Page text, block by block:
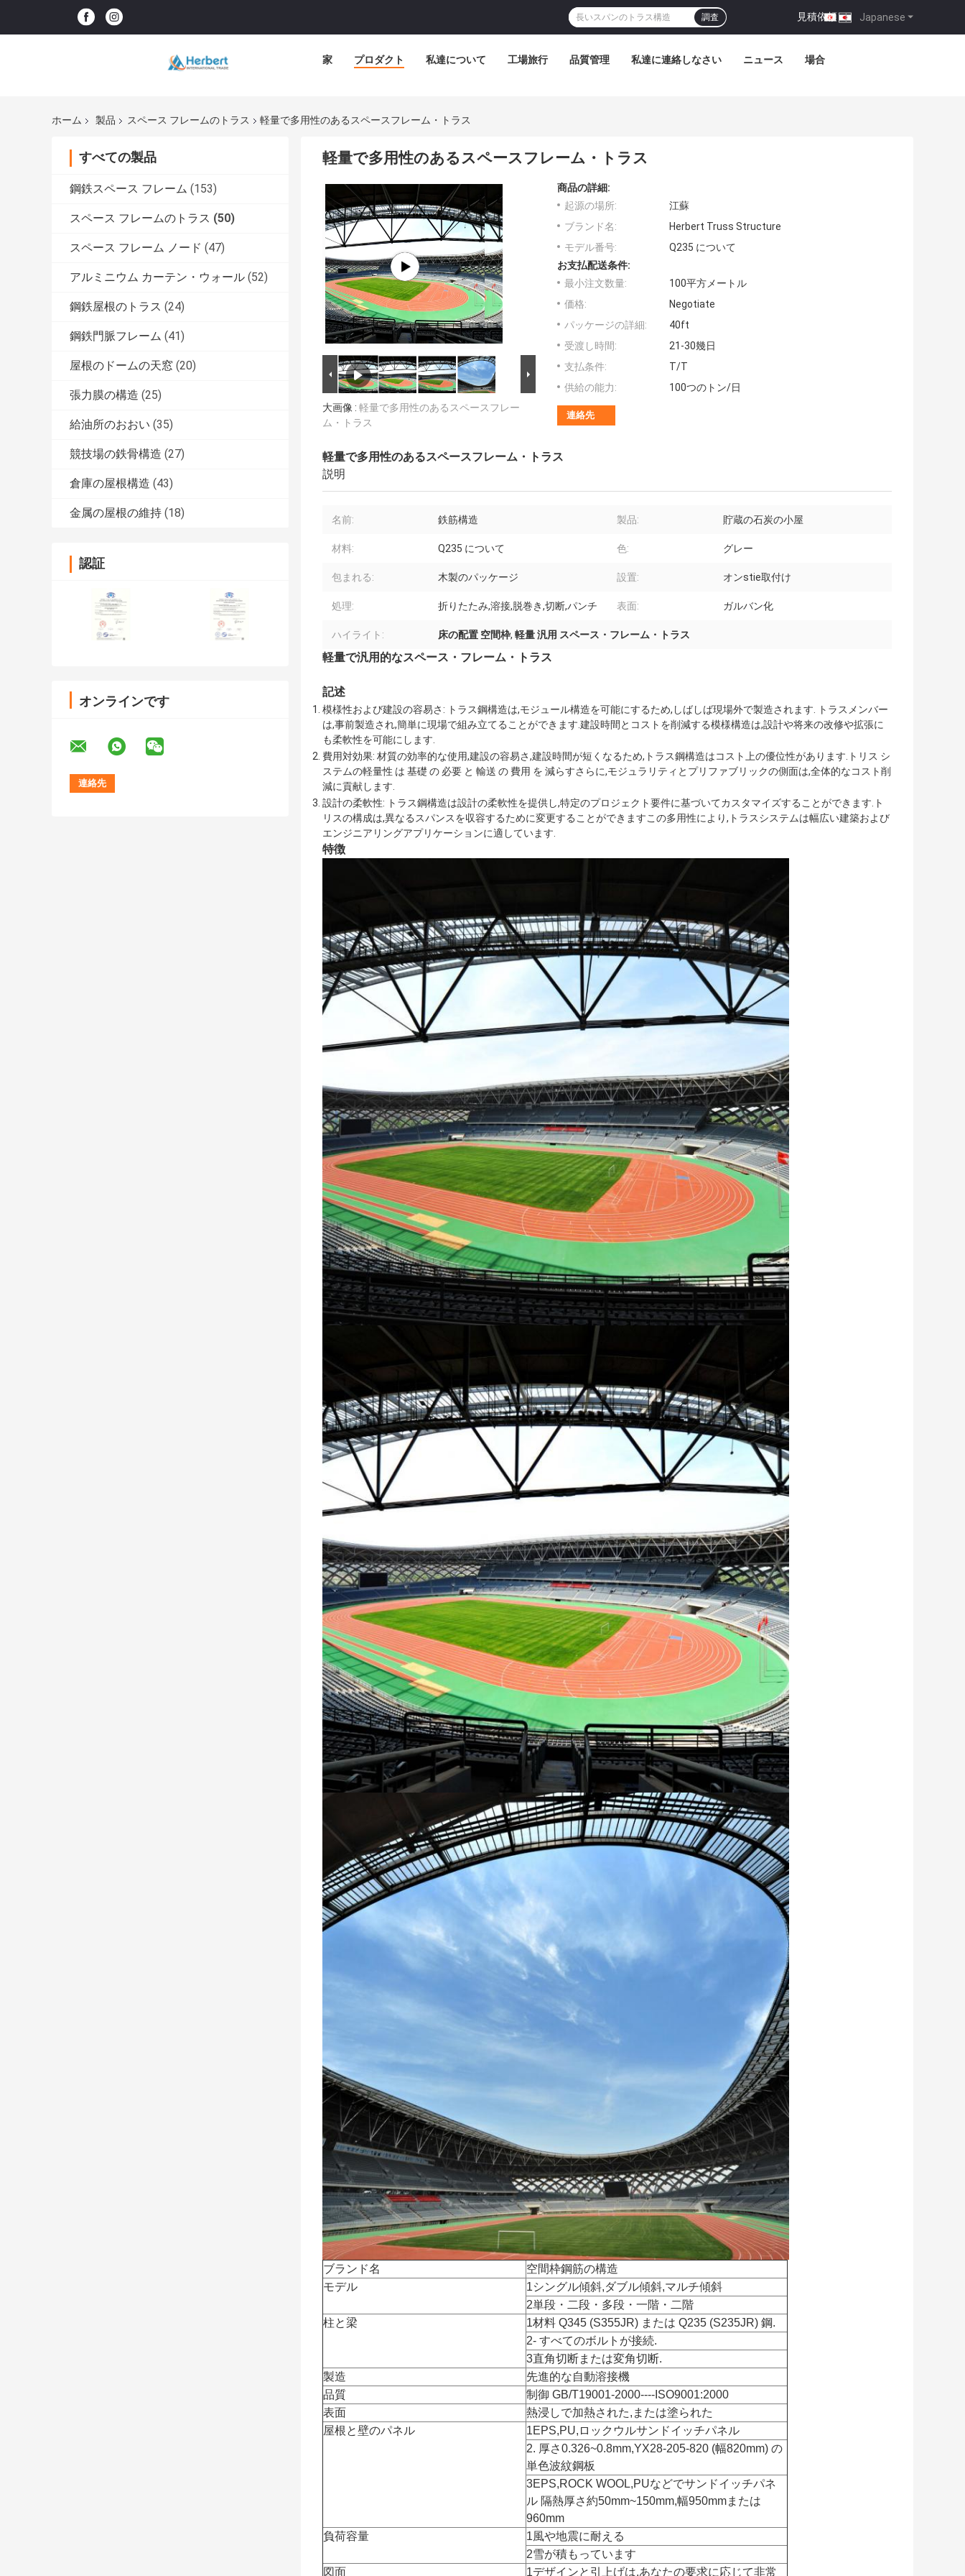
Japanese
見積依頼 |
調査
家 プロダクト 私達について 工場旅行 品質管理 私達に連絡しなさい ニュース 場合
ホーム 製品 スペース フレームのトラス 軽量で多用性のあるスペースフレーム・トラス
すべての製品
鋼鉄スペース フレーム (153)
スペース フレームのトラス (50)
スペース フレーム ノード (47)
アルミニウム カーテン・ウォール (52)
鋼鉄屋根のトラス (24)
鋼鉄門脈フレーム (41)
屋根のドームの天窓 (20)
張力膜の構造 (25)
給油所のおおい (35)
競技場の鉄骨構造 (27)
倉庫の屋根構造 (43)
金属の屋根の維持 (18)
認証
オンラインです
軽量で多用性のあるスペースフレーム・トラス
大画像 : 軽量で多用性のあるスペースフレー
ム・トラス
商品の詳細:
起源の場所:
江蘇
ブランド名:
Herbert Truss Structure
モデル番号:
Q235 について
お支払配送条件:
最小注文数量:
100平方メートル
価格:
Negotiate
パッケージの詳細:
40ft
受渡し時間:
21-30幾日
支払条件:
T/T
供給の能力:
100つのトン/日
連絡先
軽量で多用性のあるスペースフレーム・トラス
説明
名前: 鉄筋構造 製品: 貯蔵の石炭の小屋
材料: Q235 について 色: グレー
包まれる: 木製のパッケージ 設置: オンstie取付け
処理: 折りたたみ,溶接,脱巻き,切断,パンチ 表面: ガルバン化
ハイライト: 床の配置 空間枠, 軽量 汎用 スペース・フレーム・トラス
軽量で汎用的なスペース・フレーム・トラス
記述
模様性および建設の容易さ: トラス鋼構造は,モジュール構造を可能にするため,しばしば現場外で製造されます. トラスメンバー
は,事前製造され,簡単に現場で組み立てることができます.建設時間とコストを削減する模様構造は,設計や将来の改修や拡張に
も柔軟性を可能にします.
費用対効果: 材質の効率的な使用,建設の容易さ,建設時間が短くなるため,トラス鋼構造はコスト上の優位性があります.トリス シ
ステムの軽量性 は 基礎 の 必要 と 輸送 の 費用 を 減らすさらに,モジュラリティとプリファブリックの側面は,全体的なコスト削
減に貢献します.
設計の柔軟性: トラス鋼構造は設計の柔軟性を提供し,特定のプロジェクト要件に基づいてカスタマイズすることができます.ト
リスの構成は,異なるスパンスを収容するために変更することができますこの多用性により,トラスシステムは幅広い建築および
エンジニアリングアプリケーションに適しています.
特徴
ブランド名
空間枠鋼筋の構造
モデル
1シングル傾斜,ダブル傾斜,マルチ傾斜
2単段・二段・多段・一階・二階
柱と梁
1材料 Q345 (S355JR) または Q235 (S235JR) 鋼.
2- すべてのボルトが接続.
3直角切断または変角切断.
製造
先進的な自動溶接機
品質
制御 GB/T19001-2000----ISO9001:2000
表面
熱浸しで加熱された,または塗られた
屋根と壁のパネル
1EPS,PU,ロックウルサンドイッチパネル
2. 厚さ0.326~0.8mm,YX28-205-820 (幅820mm) の
単色波紋鋼板
3EPS,ROCK WOOL,PUなどでサンドイッチパネ
ル 隔熱厚さ約50mm~150mm,幅950mmまたは
960mm
負荷容量
1風や地震に耐える
2雪が積もっています
図面
1デザインと引上げは,あなたの要求に応じて非常